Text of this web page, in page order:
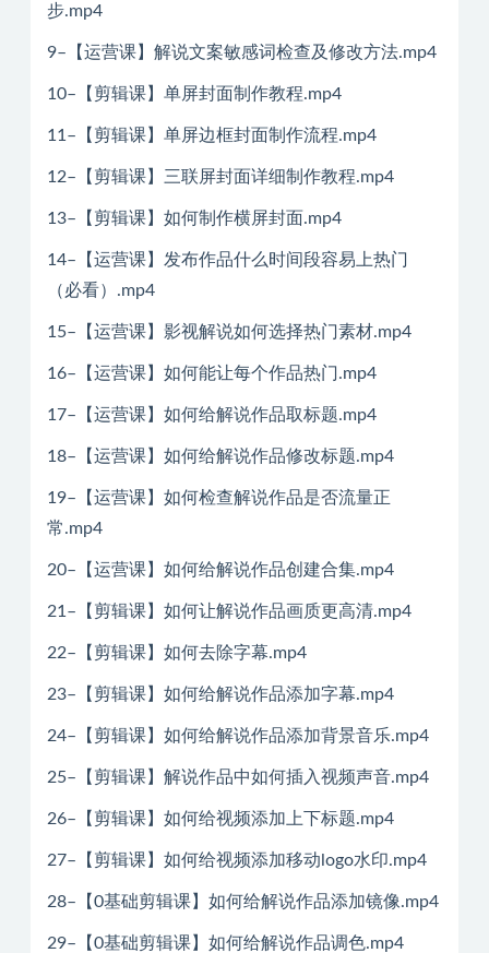
步.mp4
9–【运营课】解说文案敏感词检查及修改方法.mp4
10–【剪辑课】单屏封面制作教程.mp4
11–【剪辑课】单屏边框封面制作流程.mp4
12–【剪辑课】三联屏封面详细制作教程.mp4
13–【剪辑课】如何制作横屏封面.mp4
14–【运营课】发布作品什么时间段容易上热门
（必看）.mp4
15–【运营课】影视解说如何选择热门素材.mp4
16–【运营课】如何能让每个作品热门.mp4
17–【运营课】如何给解说作品取标题.mp4
18–【运营课】如何给解说作品修改标题.mp4
19–【运营课】如何检查解说作品是否流量正
常.mp4
20–【运营课】如何给解说作品创建合集.mp4
21–【剪辑课】如何让解说作品画质更高清.mp4
22–【剪辑课】如何去除字幕.mp4
23–【剪辑课】如何给解说作品添加字幕.mp4
24–【剪辑课】如何给解说作品添加背景音乐.mp4
25–【剪辑课】解说作品中如何插入视频声音.mp4
26–【剪辑课】如何给视频添加上下标题.mp4
27–【剪辑课】如何给视频添加移动logo水印.mp4
28–【0基础剪辑课】如何给解说作品添加镜像.mp4
29–【0基础剪辑课】如何给解说作品调色.mp4